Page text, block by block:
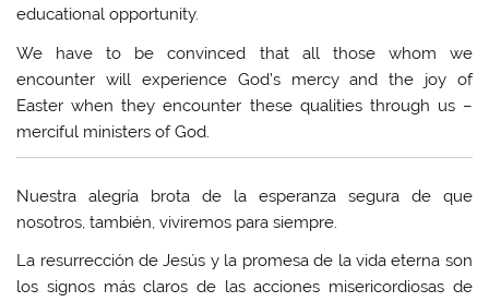
educational opportunity.
We have to be convinced that all those whom we
encounter will experience God’s mercy and the joy of
Easter when they encounter these qualities through us –
merciful ministers of God.
Nuestra alegría brota de la esperanza segura de que
nosotros, también, viviremos para siempre.
La resurrección de Jesús y la promesa de la vida eterna son
los signos más claros de las acciones misericordiosas de